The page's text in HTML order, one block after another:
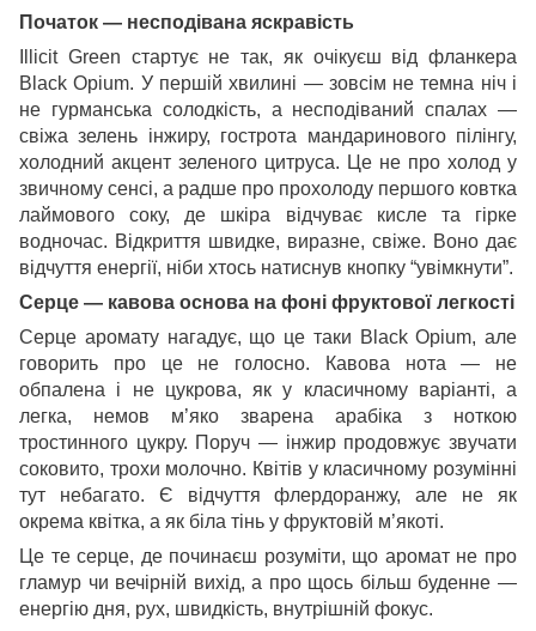
Початок — несподівана яскравість
Illicit Green стартує не так, як очікуєш від фланкера
Black Opium. У першій хвилині — зовсім не темна ніч і
не гурманська солодкість, а несподіваний спалах —
свіжа зелень інжиру, гострота мандаринового пілінгу,
холодний акцент зеленого цитруса. Це не про холод у
звичному сенсі, а радше про прохолоду першого ковтка
лаймового соку, де шкіра відчуває кисле та гірке
водночас. Відкриття швидке, виразне, свіже. Воно дає
відчуття енергії, ніби хтось натиснув кнопку “увімкнути”.
Серце — кавова основа на фоні фруктової легкості
Серце аромату нагадує, що це таки Black Opium, але
говорить про це не голосно. Кавова нота — не
обпалена і не цукрова, як у класичному варіанті, а
легка, немов м’яко зварена арабіка з ноткою
тростинного цукру. Поруч — інжир продовжує звучати
соковито, трохи молочно. Квітів у класичному розумінні
тут небагато. Є відчуття флердоранжу, але не як
окрема квітка, а як біла тінь у фруктовій м’якоті.
Це те серце, де починаєш розуміти, що аромат не про
гламур чи вечірній вихід, а про щось більш буденне —
енергію дня, рух, швидкість, внутрішній фокус.